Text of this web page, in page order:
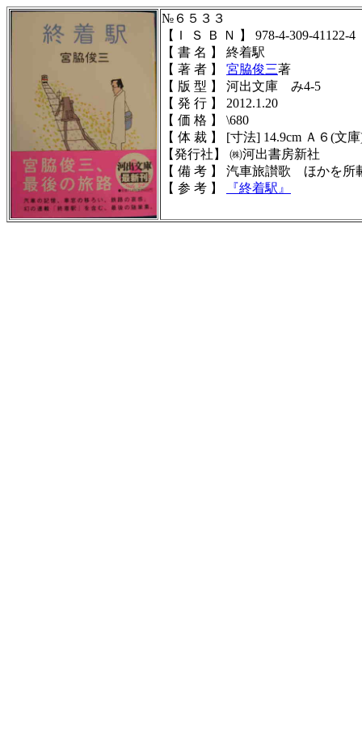
№６５３３
【Ｉ Ｓ Ｂ Ｎ 】 978-4-309-41122-4
【 書 名 】 終着駅
【 著 者 】 宮脇俊三著
【 版 型 】 河出文庫 み4-5
【 発 行 】 2012.1.20
【 価 格 】 \680
【 体 裁 】 [寸法] 14.9cm Ａ６(文
【発行社】 ㈱河出書房新社
【 備 考 】 汽車旅讃歌 ほかを所
【 参 考 】
『終着駅 』